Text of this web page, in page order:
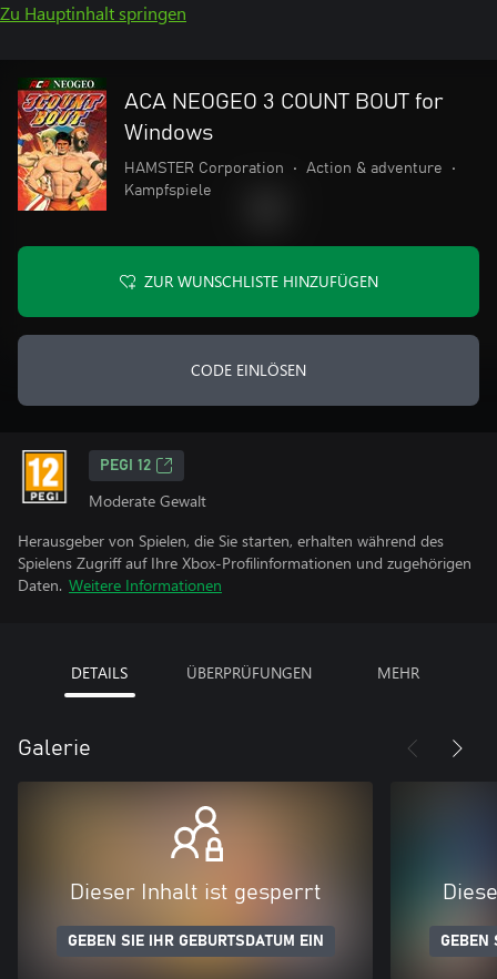
Zu Hauptinhalt springen
ACA NEOGEO 3 COUNT BOUT for
Windows
HAMSTER Corporation • Action & adventure
•
Kampfspiele
ZUR WUNSCHLISTE HINZUFÜGEN
CODE EINLÖSEN
PEGI 12
Moderate Gewalt
Herausgeber von Spielen, die Sie starten, erhalten während des
Spielens Zugriff auf Ihre Xbox-Profilinformationen und zugehörigen
Daten. Weitere Informationen
DETAILS ÜBERPRÜFUNGEN MEHR
Galerie
Dieser Inhalt ist gesperrt
GEBEN SIE IHR GEBURTSDATUM EIN GEBEN